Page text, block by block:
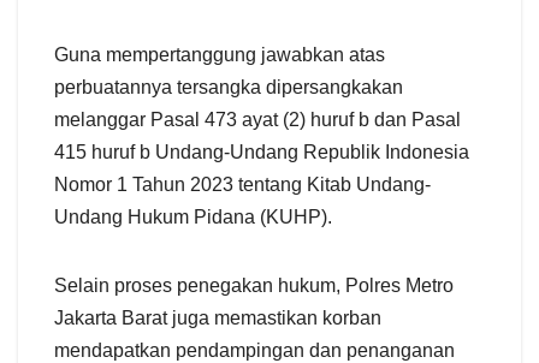
Guna mempertanggung jawabkan atas
perbuatannya tersangka dipersangkakan
melanggar Pasal 473 ayat (2) huruf b dan Pasal
415 huruf b Undang-Undang Republik Indonesia
Nomor 1 Tahun 2023 tentang Kitab Undang-
Undang Hukum Pidana (KUHP).
Selain proses penegakan hukum, Polres Metro
Jakarta Barat juga memastikan korban
mendapatkan pendampingan dan penanganan